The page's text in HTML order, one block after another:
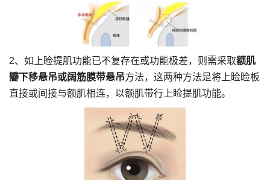
2、如上睑提肌功能已不复存在或功能极差，则需采取额肌
瓣下移悬吊或阔筋膜带悬吊方法，这两种方法是将上睑睑板
直接或间接与额肌相连，以额肌带行上睑提肌功能。